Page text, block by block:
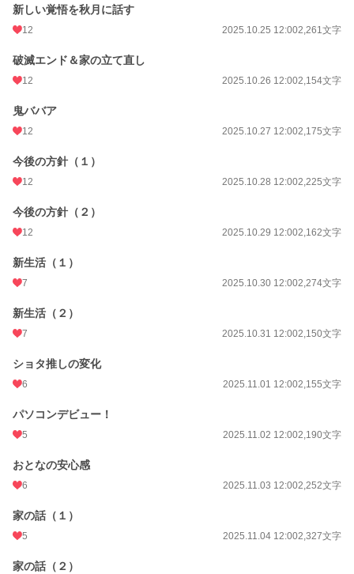
新しい覚悟を秋月に話す
12 2025.10.25 12:002,261文字
破滅エンド＆家の立て直し
12 2025.10.26 12:002,154文字
鬼ババア
12 2025.10.27 12:002,175文字
今後の方針（１）
12 2025.10.28 12:002,225文字
今後の方針（２）
12 2025.10.29 12:002,162文字
新生活（１）
7 2025.10.30 12:002,274文字
新生活（２）
7 2025.10.31 12:002,150文字
ショタ推しの変化
6 2025.11.01 12:002,155文字
パソコンデビュー！
5 2025.11.02 12:002,190文字
おとなの安心感
6 2025.11.03 12:002,252文字
家の話（１）
5 2025.11.04 12:002,327文字
家の話（２）